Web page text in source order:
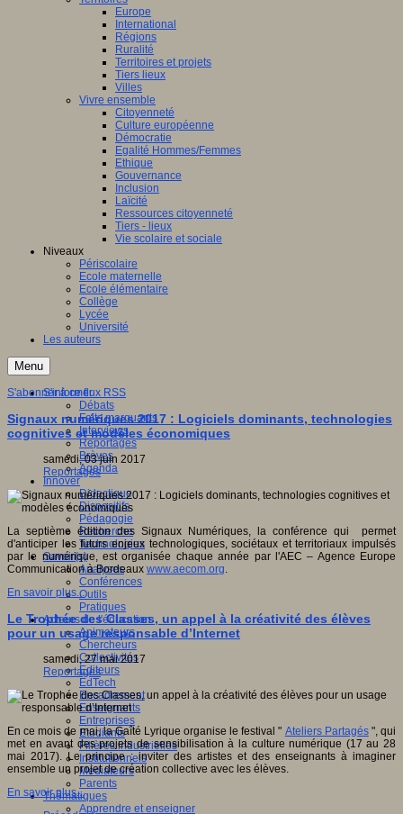
Europe
International
Régions
Ruralité
Territoires et projets
Tiers lieux
Villes
Vivre ensemble
Citoyenneté
Culture européenne
Démocratie
Egalité Hommes/Femmes
Ethique
Gouvernance
Inclusion
Laïcité
Ressources citoyenneté
Tiers - lieux
Vie scolaire et sociale
Niveaux
Périscolaire
Ecole maternelle
Ecole élémentaire
Collège
Lycée
Université
Les auteurs
Menu
S'informer
Débats
Faits marquants
Interviews
Reportages
Brèves
Agenda
Innover
Didactique
Dispositifs
Pédagogie
Recherche
Technologies
Savoir(s)
Analyses
Conférences
Outils
Pratiques
Acteurs de l'éducation
Animateurs
Chercheurs
Collectivités
Editeurs
EdTech
Encadrement
Enseignants
Entreprises
Etudiants
Filières industrielles
Institutionnels
Médiateurs
Parents
Thématiques
Apprendre et enseigner
S'abonner à ce flux RSS
Signaux numériques 2017 : Logiciels dominants, technologies
cognitives et modèles économiques
samedi, 03 juin 2017
Reportages
La septième édition des Signaux Numériques, la conférence qui permet
d'anticiper les futurs enjeux technologiques, sociétaux et territoriaux impulsés
par le numérique, est organisée chaque année par l'AEC – Agence Europe
Communication à Bordeaux www.aecom.org.
En savoir plus...
Le Trophée des Classes, un appel à la créativité des élèves
pour un usage responsable d’Internet
samedi, 27 mai 2017
Reportages
En ce mois de mai, la Gaîté Lyrique organise le festival " Ateliers Partagés", qui
met en avant des projets de sensibilisation à la culture numérique (17 au 28
mai 2017). Le principe : inviter des artistes et des enseignants à imaginer
ensemble un projet de création collective avec les élèves.
En savoir plus...